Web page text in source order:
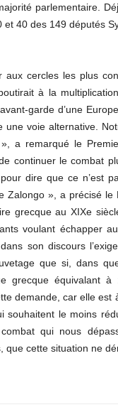
parlementaire.
40 des 149 députés
cercles les plus
à la
garde d’une
voie alternative.
a remarqué le
continuer le combat
dire que ce n’est
Zalongo », a précisé le
grecque au XIXe
voulant échapper
son discours
que si, dans
grecque équivalant à
demande, car elle est
souhaitent le moins
qui nous
cette situation ne